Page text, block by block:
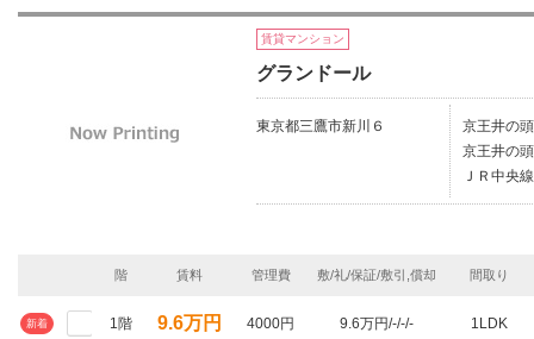
賃貸マンション
グランドール
東京都三鷹市新川６
京王井の
京王井の
ＪＲ中央
階 賃料 管理費 敷/礼/保証/敷引,償却 間取り
新着 1階 9.6万円 4000円 9.6万円/-/-/- 1LDK